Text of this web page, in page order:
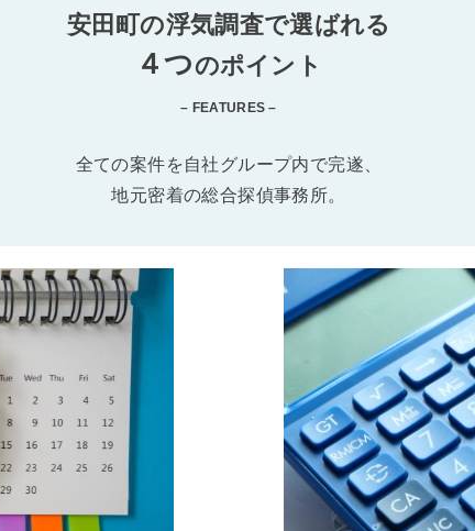
安田町の浮気調査で選ばれる
４つのポイント
– FEATURES –
全ての案件を自社グループ内で完遂、
地元密着の総合探偵事務所。